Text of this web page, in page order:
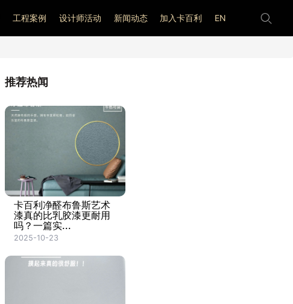
工程案例 设计师活动 新闻动态 加入卡百利 EN
推荐热闻
卡百利净醛布鲁斯艺术
漆真的比乳胶漆更耐用
吗？一篇实...
2025-10-23